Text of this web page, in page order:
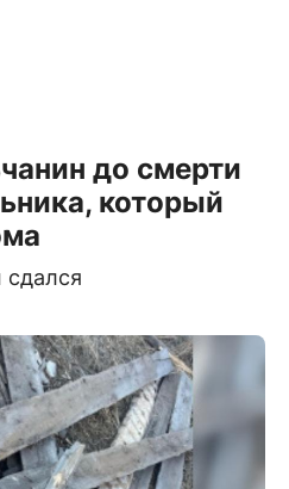
до смерти
который